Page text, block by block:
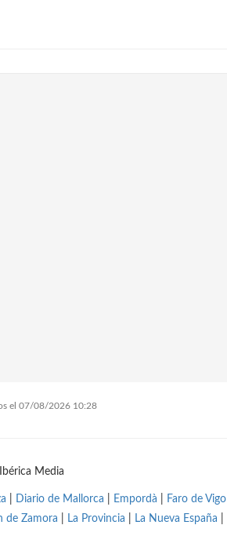
el 07/08/2026 10:28
Media
Diario de Mallorca Empordà Faro de Vigo
de Zamora La Provincia La Nueva España